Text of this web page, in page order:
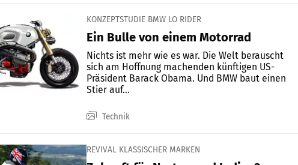
KONZEPTSTUDIE BMW LO RIDER
Ein Bulle von einem Motorrad
Nichts ist mehr wie es war. Die Welt berauscht
sich am Hoffnung machenden künftigen US-
Präsident Barack Obama. Und BMW baut einen
Stier auf...
Technik
REVIVAL KLASSISCHER MARKEN